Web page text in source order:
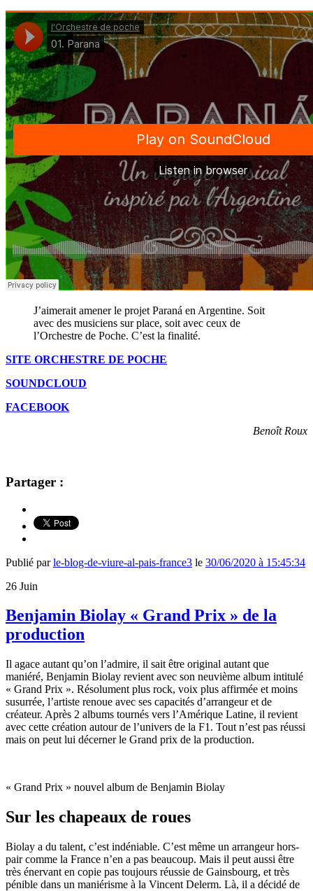
J’aimerait amener le projet Paraná en Argentine. Soit
avec des musiciens sur place, soit avec ceux de
l’Orchestre de Poche. C’est la finalité.
SITE ORCHESTRE DE POCHE
SOUNDCLOUD
FACEBOOK
Benoît Roux
Partager :
Publié parle-blog-de-viure-al-pais-france3 le 30/06/2020 à 15:45:34
26 Juin
Benjamin Biolay « Grand Prix » de la
production
Il agace autant qu’on l’admire, il sait être original autant que
maniéré, Benjamin Biolay revient avec son neuvième album intitulé
« Grand Prix ». Résolument plus rock, voix plus affirmée et moins
susurrée, l’artiste renoue avec ses capacités d’arrangeur et de
créateur. Après 2 albums tournés vers l’Amérique Latine, il revient
avec cette création autour de l’univers de la F1. Tout n’est pas réussi
mais on peut lui décerner le Grand prix de la production.
« Grand Prix » nouvel album de Benjamin Biolay
Sur les chapeaux de roues
Biolay a du talent, c’est indéniable. C’est même un arrangeur hors-
pair comme la France n’en a pas beaucoup. Mais il peut aussi être
très énervant en copie pas toujours réussie de Gainsbourg, et très
pénible dans un maniérisme à la Vincent Delerm. Là, il a décidé de